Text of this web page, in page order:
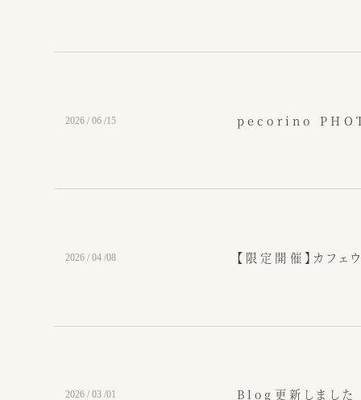
2026 / 06 /15 pecorino
2026 / 04 /08 【限定開催】カフェ
2026 / 03 /01 Blog更新しました